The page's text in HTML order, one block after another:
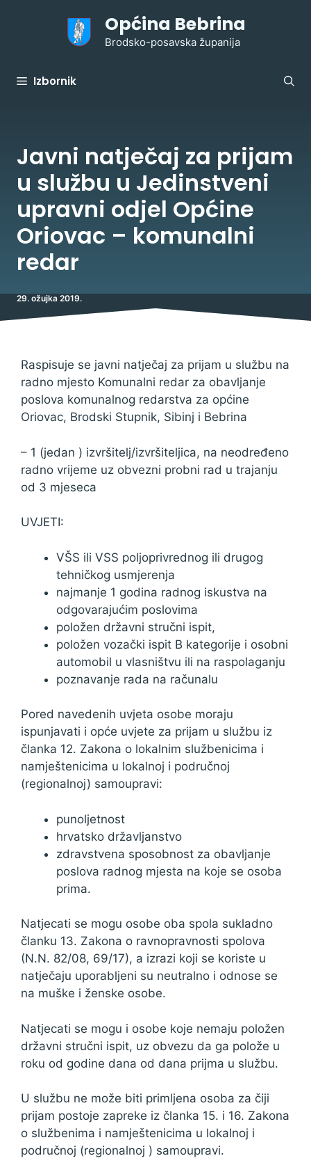
Općina Bebrina
Brodsko-posavska županija
Izbornik
Javni natječaj za prijam
u službu u Jedinstveni
upravni odjel Općine
Oriovac – komunalni
redar
29. ožujka 2019.
Raspisuje se javni natječaj za prijam u službu na
radno mjesto Komunalni redar za obavljanje
poslova komunalnog redarstva za općine
Oriovac, Brodski Stupnik, Sibinj i Bebrina
– 1 (jedan ) izvršitelj/izvršiteljica, na neodređeno
radno vrijeme uz obvezni probni rad u trajanju
od 3 mjeseca
UVJETI:
VŠS ili VSS poljoprivrednog ili drugog
tehničkog usmjerenja
najmanje 1 godina radnog iskustva na
odgovarajućim poslovima
položen državni stručni ispit,
položen vozački ispit B kategorije i osobni
automobil u vlasništvu ili na raspolaganju
poznavanje rada na računalu
Pored navedenih uvjeta osobe moraju
ispunjavati i opće uvjete za prijam u službu iz
članka 12. Zakona o lokalnim službenicima i
namještenicima u lokalnoj i područnoj
(regionalnoj) samoupravi:
punoljetnost
hrvatsko državljanstvo
zdravstvena sposobnost za obavljanje
poslova radnog mjesta na koje se osoba
prima.
Natjecati se mogu osobe oba spola sukladno
članku 13. Zakona o ravnopravnosti spolova
(N.N. 82/08, 69/17), a izrazi koji se koriste u
natječaju uporabljeni su neutralno i odnose se
na muške i ženske osobe.
Natjecati se mogu i osobe koje nemaju položen
državni stručni ispit, uz obvezu da ga polože u
roku od godine dana od dana prijma u službu.
U službu ne može biti primljena osoba za čiji
prijam postoje zapreke iz članka 15. i 16. Zakona
o službenima i namještenicima u lokalnoj i
područnoj (regionalnoj ) samoupravi.